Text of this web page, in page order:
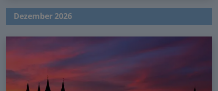
Dezember 2026